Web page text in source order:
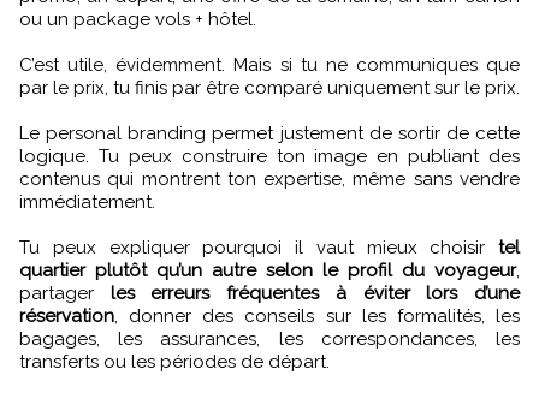
ou un package vols + hôtel.
C’est utile, évidemment. Mais si tu ne communiques que
par le prix, tu finis par être comparé uniquement sur le prix.
Le personal branding permet justement de sortir de cette
logique. Tu peux construire ton image en publiant des
contenus qui montrent ton expertise, même sans vendre
immédiatement.
Tu peux expliquer pourquoi il vaut mieux choisir tel
quartier plutôt qu’un autre selon le profil du voyageur,
partager les erreurs fréquentes à éviter lors d’une
réservation, donner des conseils sur les formalités, les
bagages, les assurances, les correspondances, les
transferts ou les périodes de départ.